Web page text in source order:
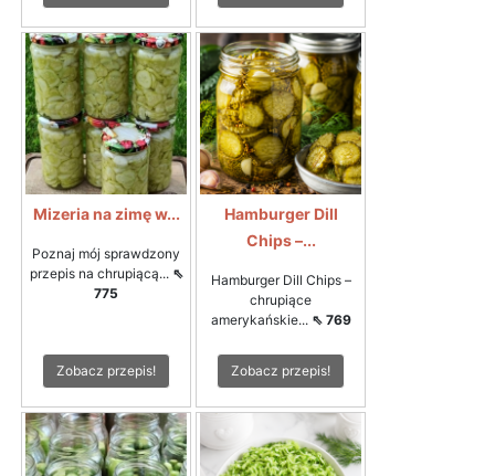
Mizeria na zimę w...
Poznaj mój sprawdzony
przepis na chrupiącą... ⇖
775
Zobacz przepis!
Hamburger Dill
Chips –...
Hamburger Dill Chips –
chrupiące
amerykańskie... ⇖ 769
Zobacz przepis!